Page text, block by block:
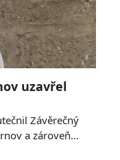
uzavřel
Závěrečný
a zároveň…